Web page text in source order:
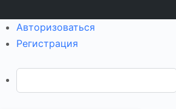
Авторизоваться
Регистрация